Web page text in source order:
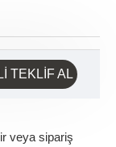
TEKLIF AL
veya sipariş